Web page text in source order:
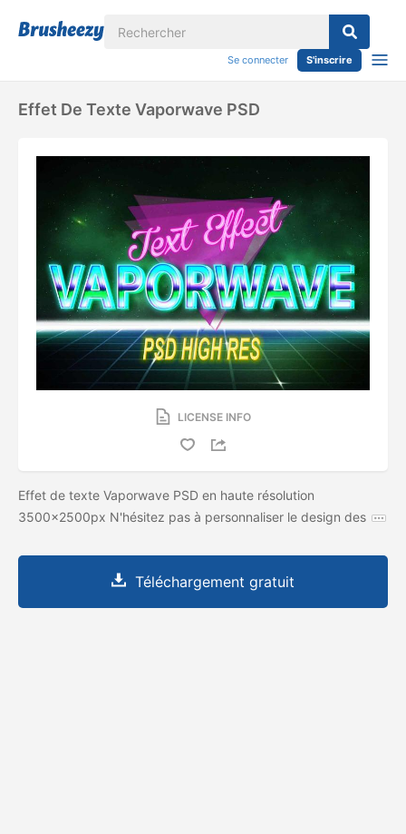
Se connecter S'inscrire
Effet De Texte Vaporwave PSD
LICENSE INFO
Effet de texte Vaporwave PSD en haute résolution
3500x2500px N'hésitez pas à personnaliser le design des
Téléchargement gratuit